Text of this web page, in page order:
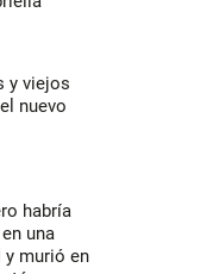
y viejos
nuevo
habría
una
y murió en